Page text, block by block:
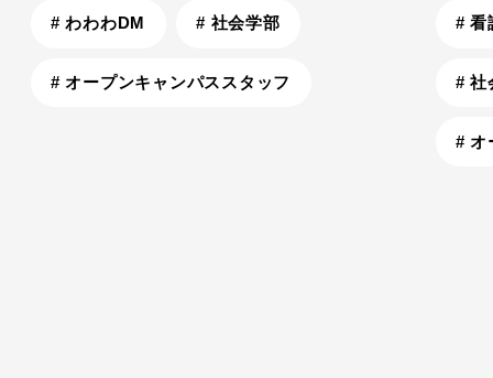
# わわわDM # 社会学部
# オープンキャンパススタッフ
# 看
# 社
# オ